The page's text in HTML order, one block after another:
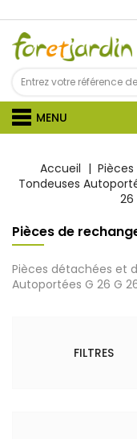
MENU
Accueil
Tondeuses
26
Pièces de
Pièces détachées et
Autoportées G 26 G
FILTRES